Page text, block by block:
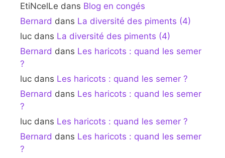
EtiNcelLe dans Blog en congés
Bernard dans La diversité des piments (4)
luc dans La diversité des piments (4)
Bernard dans Les haricots : quand les semer
?
luc dans Les haricots : quand les semer ?
Bernard dans Les haricots : quand les semer
?
luc dans Les haricots : quand les semer ?
Bernard dans Les haricots : quand les semer
?